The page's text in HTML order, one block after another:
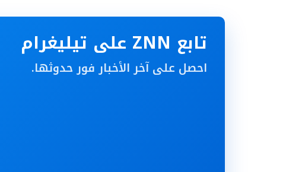
تابع ZNN على تيليغرام
احصل على آخر الأخبار فور حدوثها.